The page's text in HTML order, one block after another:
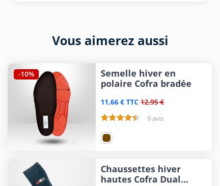
Vous aimerez aussi
-10%
Semelle hiver en
polaire Cofra bradée
11,66 € TTC 12,95 €
9 avis
Chaussettes hiver
hautes Cofra Dual